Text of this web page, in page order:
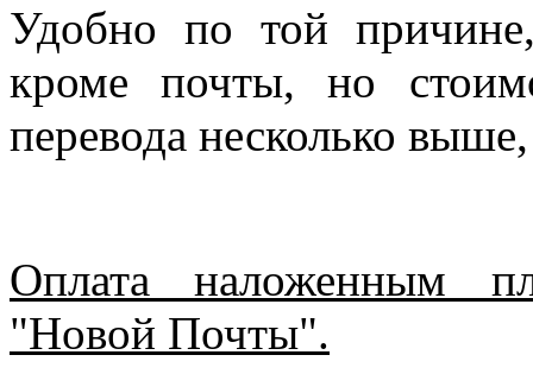
Удобно по той
кроме почты, но
перевода несколько
Оплата наложенным
"Новой Почты".